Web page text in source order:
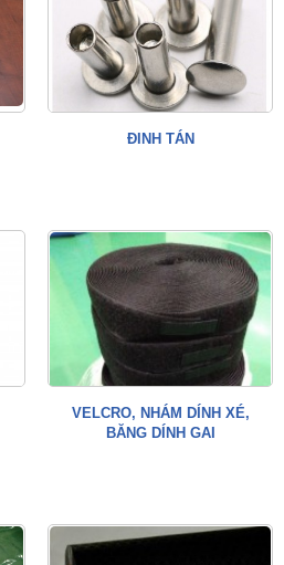
ĐINH TÁN
VELCRO, NHÁM DÍNH XÉ,
BĂNG DÍNH GAI